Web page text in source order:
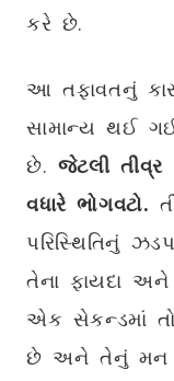
કરે છે.
આ તફાવતનું
સામાન્ય થઈ
છે. જેટલી તીવ્ર
વધારે ભોગવટો.
પરિસ્થિતિનું
તેના ફાયદા અને
એક સેકન્ડમાં
છે અને તેનું મન